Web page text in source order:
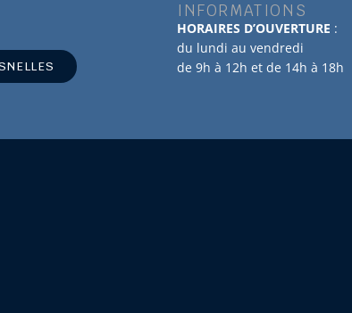
INFORMATIONS
HORAIRES D’OUVERTURE :
du lundi au vendredi
de 9h à 12h et de 14h à 18h